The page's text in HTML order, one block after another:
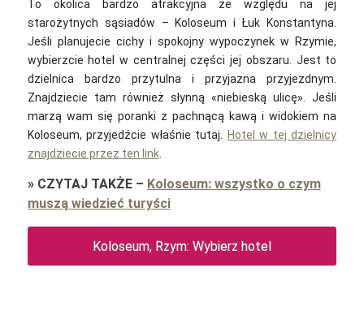
To okolica bardzo atrakcyjna ze względu na jej
starożytnych sąsiadów – Koloseum i Łuk Konstantyna.
Jeśli planujecie cichy i spokojny wypoczynek w Rzymie,
wybierzcie hotel w centralnej części jej obszaru. Jest to
dzielnica bardzo przytulna i przyjazna przyjezdnym.
Znajdziecie tam również słynną «niebieską ulicę». Jeśli
marzą wam się poranki z pachnącą kawą i widokiem na
Koloseum, przyjedźcie właśnie tutaj.
Hotel w tej dzielnicy
znajdziecie przez ten link.
» CZYTAJ TAKŻE– Koloseum: wszystko o czym
muszą wiedzieć turyści
Koloseum, Rzym: Wybierz hotel